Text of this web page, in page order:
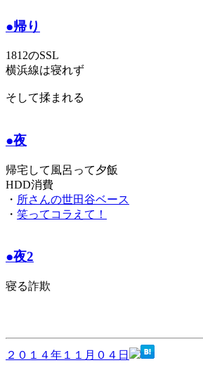
●帰り
1812のSSL
横浜線は寝れず
そして揉まれる
●夜
帰宅して風呂って夕飯
HDD消費
・ 所さんの世田谷ベース
・ 笑ってコラえて！
●夜2
寝る詐欺
２０１４年１１月０４日